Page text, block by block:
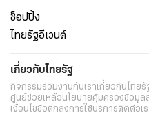
ช็อปปิ้ง
ไทยรัฐอีเวนต์
เกี่ยวกับไทยรัฐ
กิจกรรมร่วมงานกับเราเกี่ยวกับไทยรั
ศูนย์ช่วยเหลือนโยบายคุ้มครองข้อมู
เงื่อนไขข้อตกลงการใช้บริการติดต่อเ